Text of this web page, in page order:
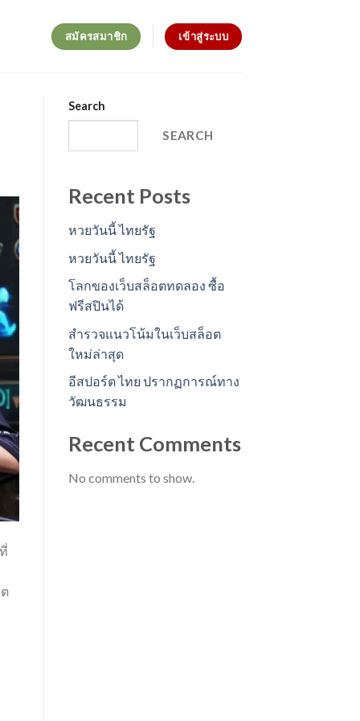
สมัครสมาชิก เข้าสู่ระบบ
Search
SEARCH
Recent Posts
หวยวันนี้ ไทยรัฐ
หวยวันนี้ ไทยรัฐ
โลกของเว็บสล็อตทดลอง ซื้อ
ฟรีสปินได้
สำรวจแนวโน้มในเว็บสล็อต
ใหม่ล่าสุด
อีสปอร์ต ไทย ปรากฏการณ์ทาง
วัฒนธรรม
Recent Comments
No comments to show.